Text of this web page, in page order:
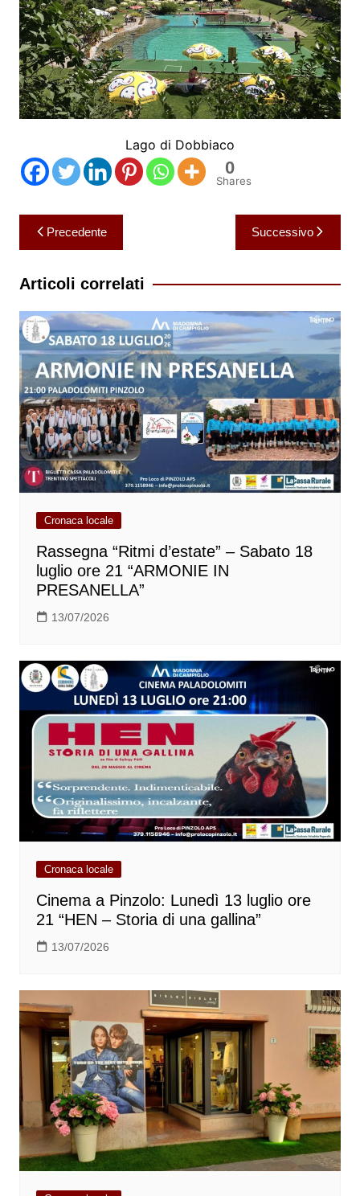
Lago di Dobbiaco
0
Shares
Navigazione
articoli
Precedente Successivo
Articoli correlati
Cronaca locale
Rassegna “Ritmi d’estate” – Sabato 18
luglio ore 21 “ARMONIE IN
PRESANELLA”
13/07/2026
Cronaca locale
Cinema a Pinzolo: Lunedì 13 luglio ore
21 “HEN – Storia di una gallina”
13/07/2026